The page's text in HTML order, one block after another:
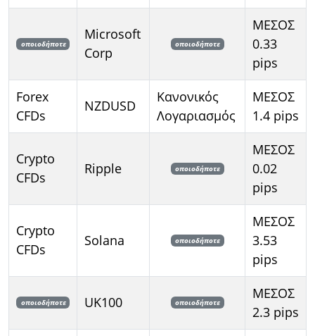
οποιοδήποτε
Microsoft
Corp
οποιοδήποτε
ΜΕΣΟΣ
0.33
pips
Forex
CFDs
NZDUSD
Κανονικός
Λογαριασμός
ΜΕΣΟΣ
1.4 pips
Crypto
CFDs
Ripple οποιοδήποτε
ΜΕΣΟΣ
0.02
pips
Crypto
CFDs
Solana οποιοδήποτε
ΜΕΣΟΣ
3.53
pips
οποιοδήποτε UK100 οποιοδήποτε
ΜΕΣΟΣ
2.3 pips